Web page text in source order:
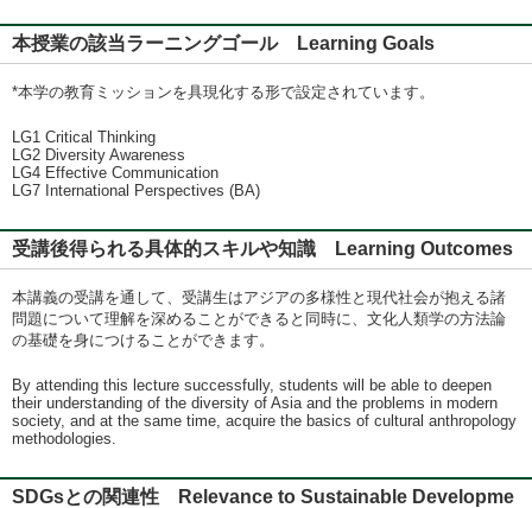
本授業の該当ラーニングゴール Learning Goals
*本学の教育ミッションを具現化する形で設定されています。
LG1 Critical Thinking
LG2 Diversity Awareness
LG4 Effective Communication
LG7 International Perspectives (BA)
受講後得られる具体的スキルや知識 Learning Outcomes
本講義の受講を通して、受講生はアジアの多様性と現代社会が抱える諸
問題について理解を深めることができると同時に、文化人類学の方法論
の基礎を身につけることができます。
By attending this lecture successfully, students will be able to deepen
their understanding of the diversity of Asia and the problems in modern
society, and at the same time, acquire the basics of cultural anthropology
methodologies.
SDGsとの関連性 Relevance to Sustainable Developme